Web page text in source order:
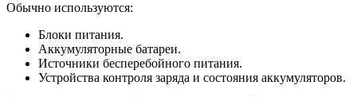
Обычно используются:
Блоки питания.
Аккумуляторные батареи.
Источники бесперебойного питания.
Устройства контроля заряда и состояния аккумуляторов.